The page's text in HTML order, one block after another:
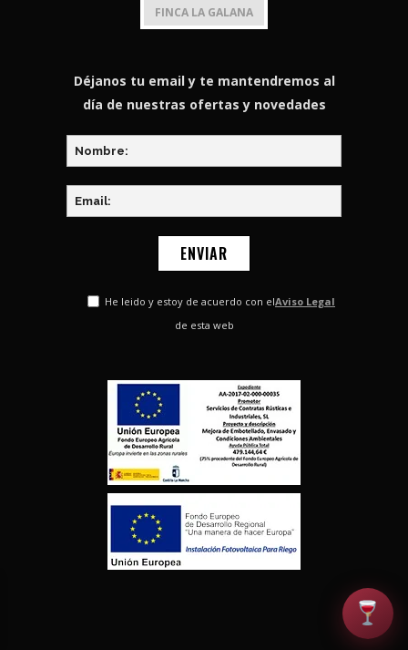
FINCA LA GALANA
Déjanos tu email y te mantendremos al
día de nuestras ofertas y novedades
He leido y estoy de acuerdo con elAviso Legal
de esta web